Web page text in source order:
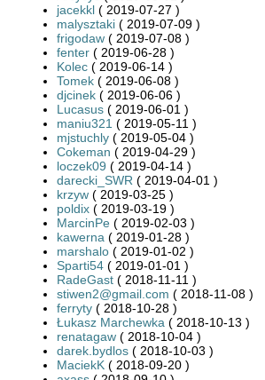
jacekkl ( 2019-07-27 )
malysztaki ( 2019-07-09 )
frigodaw ( 2019-07-08 )
fenter ( 2019-06-28 )
Kolec ( 2019-06-14 )
Tomek ( 2019-06-08 )
djcinek ( 2019-06-06 )
Lucasus ( 2019-06-01 )
maniu321 ( 2019-05-11 )
mjstuchly ( 2019-05-04 )
Cokeman ( 2019-04-29 )
loczek09 ( 2019-04-14 )
darecki_SWR ( 2019-04-01 )
krzyw ( 2019-03-25 )
poldix ( 2019-03-19 )
MarcinPe ( 2019-02-03 )
kawerna ( 2019-01-28 )
marshalo ( 2019-01-02 )
Sparti54 ( 2019-01-01 )
RadeGast ( 2018-11-11 )
stiwen2@gmail.com ( 2018-11-08 )
ferryty ( 2018-10-28 )
Łukasz Marchewka ( 2018-10-13 )
renatagaw ( 2018-10-04 )
darek.bydlos ( 2018-10-03 )
MaciekK ( 2018-09-20 )